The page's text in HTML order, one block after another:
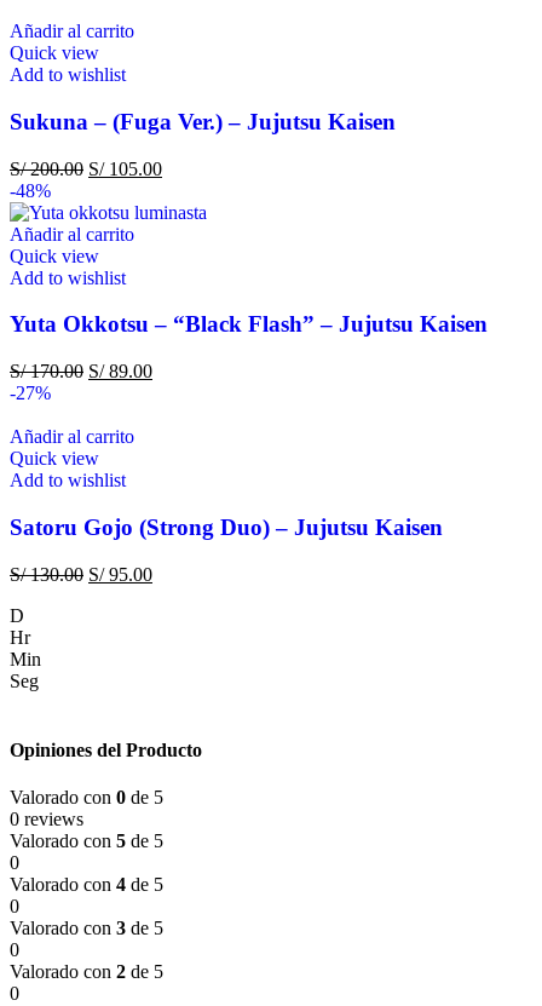
Añadir al carrito
Quick view
Add to wishlist
Sukuna – (Fuga Ver.) – Jujutsu Kaisen
S/200.00 S/105.00
-48%
Añadir al carrito
Quick view
Add to wishlist
Yuta Okkotsu – “Black Flash” – Jujutsu Kaisen
S/170.00 S/89.00
-27%
Añadir al carrito
Quick view
Add to wishlist
Satoru Gojo (Strong Duo) – Jujutsu Kaisen
S/130.00 S/95.00
D
Hr
Min
Seg
Opiniones del Producto
Valorado con 0 de 5
0 reviews
Valorado con 5 de 5
0
Valorado con 4 de 5
0
Valorado con 3 de 5
0
Valorado con 2 de 5
0